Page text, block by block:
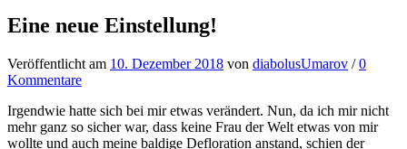
Eine neue Einstellung!
Veröffentlicht am 10. Dezember 2018 von diabolusUmarov /0
Kommentare
Irgendwie hatte sich bei mir etwas verändert. Nun, da ich mir nicht
mehr ganz so sicher war, dass keine Frau der Welt etwas von mir
wollte und auch meine baldige Defloration anstand, schien der